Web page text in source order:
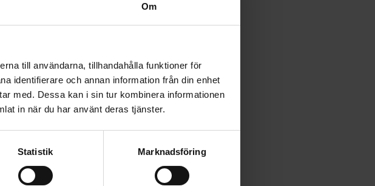
Om
till användarna, tillhandahålla funktioner för
identifierare och annan information från din enhet
med. Dessa kan i sin tur kombinera informationen
in när du har använt deras tjänster.
Statistik Marknadsföring